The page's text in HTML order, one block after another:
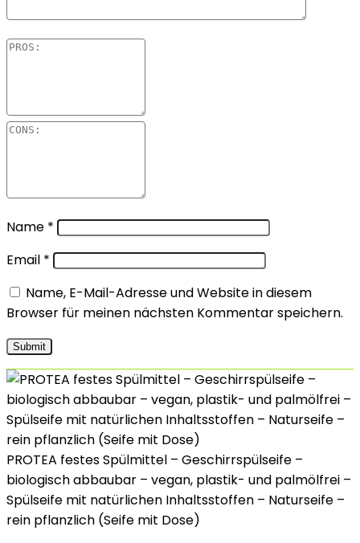
Name *
Email *
Name, E-Mail-Adresse und Website in diesem
Browser für meinen nächsten Kommentar speichern.
PROTEA festes Spülmittel – Geschirrspülseife –
biologisch abbaubar – vegan, plastik- und palmölfrei –
Spülseife mit natürlichen Inhaltsstoffen – Naturseife –
rein pflanzlich (Seife mit Dose)